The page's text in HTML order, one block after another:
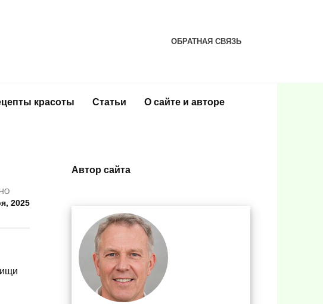
ОБРАТНАЯ СВЯЗЬ
красоты Статьи О сайте и авторе
2025
Автор сайта